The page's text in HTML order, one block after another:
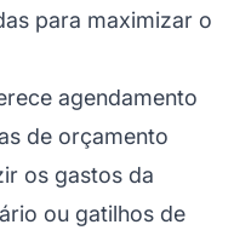
para maximizar o
agendamento
de orçamento
os gastos da
ou gatilhos de